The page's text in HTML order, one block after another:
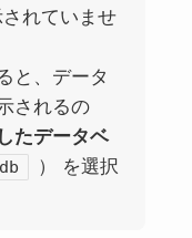
されていませ
と、データ
されるの
たデータベ
） を選択